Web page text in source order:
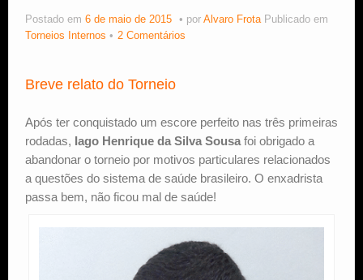
Calendário
Postado em 6 de maio de 2015 por Alvaro Frota Publicado em
Torneios Internos
2 Comentários
Breve relato do Torneio
Após ter conquistado um escore perfeito nas três primeiras
rodadas, Iago Henrique da Silva Sousa foi obrigado a
abandonar o torneio por motivos particulares relacionados
a questões do sistema de saúde brasileiro. O enxadrista
passa bem, não ficou mal de saúde!